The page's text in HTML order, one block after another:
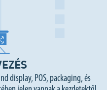
display, POS, packaging, és